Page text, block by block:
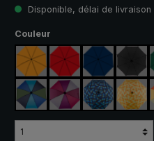
Disponible, délai de
Sélectionnez
Couleur
orange rouge bleu marine
noir
bleu / vertviolet / rouge / gris
bleu / vert à